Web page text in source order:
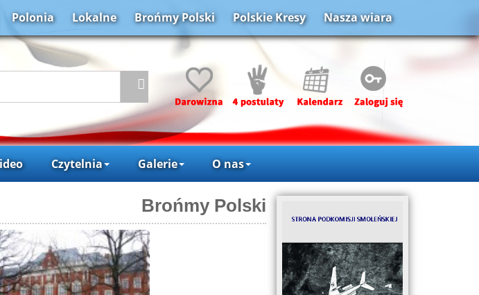
Polonia Lokalne Brońmy Polski Polskie Kresy Nasza wiara
Czytelnia Galerie O nas
Brońmy Polski